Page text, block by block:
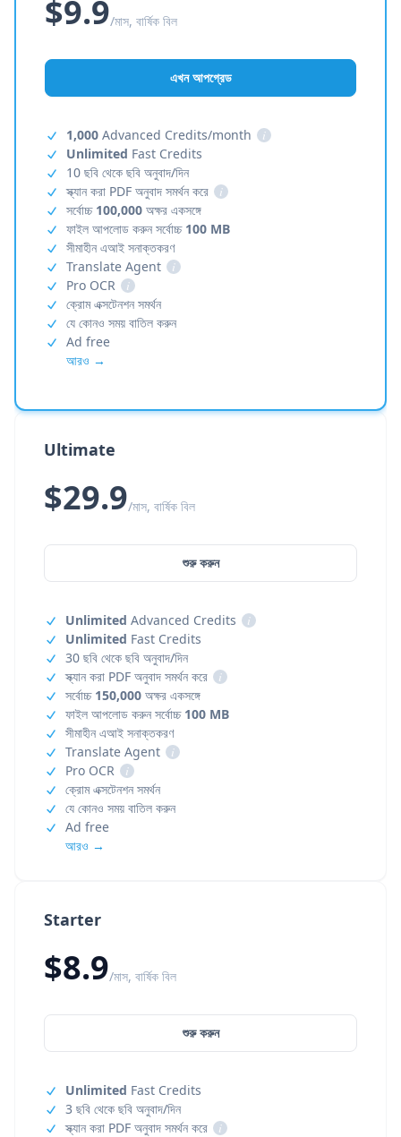
Starter
$8.9/মাস, বার্ষিক বিল
শুরু করুন
Unlimited Fast Credits
3 ছবি থেকে ছবি অনুবাদ/দিন
স্ক্যান করা PDF অনুবাদ সমর্থন করে
i
$9.9/মাস, বার্ষিক বিল
এখন আপগ্রেড
1,000 Advanced Credits/month
i
Unlimited Fast Credits
10 ছবি থেকে ছবি অনুবাদ/দিন
স্ক্যান করা PDF অনুবাদ সমর্থন করে
i
সর্বোচ্চ 100,000 অক্ষর একসঙ্গে
ফাইল আপলোড করুন সর্বোচ্চ 100 MB
সীমাহীন এআই সনাক্তকরণ
Translate Agent
i
Pro OCR
i
ক্রোম এক্সটেনশন সমর্থন
যে কোনও সময় বাতিল করুন
Ad free
আরও →
Ultimate
$29.9/মাস, বার্ষিক বিল
শুরু করুন
Unlimited Advanced Credits
i
Unlimited Fast Credits
30 ছবি থেকে ছবি অনুবাদ/দিন
স্ক্যান করা PDF অনুবাদ সমর্থন করে
i
সর্বোচ্চ 150,000 অক্ষর একসঙ্গে
ফাইল আপলোড করুন সর্বোচ্চ 100 MB
সীমাহীন এআই সনাক্তকরণ
Translate Agent
i
Pro OCR
i
ক্রোম এক্সটেনশন সমর্থন
যে কোনও সময় বাতিল করুন
Ad free
আরও →